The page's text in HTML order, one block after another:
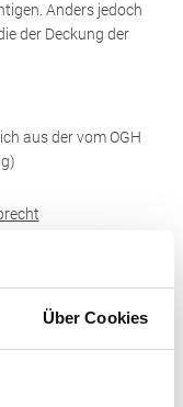
Über Cookies
Anders jedoch
der Deckung der
aus der vom OGH
(268)